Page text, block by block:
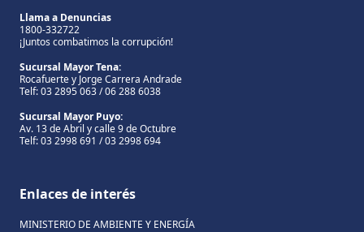
Llama a Denuncias
1800-332722
¡Juntos combatimos la corrupción!
Sucursal Mayor Tena:
Rocafuerte y Jorge Carrera Andrade
Telf: 03 2895 063 / 06 288 6038
Sucursal Mayor Puyo:
Av. 13 de Abril y calle 9 de Octubre
Telf: 03 2998 691 / 03 2998 694
Enlaces de interés
MINISTERIO DE AMBIENTE Y ENERGÍA